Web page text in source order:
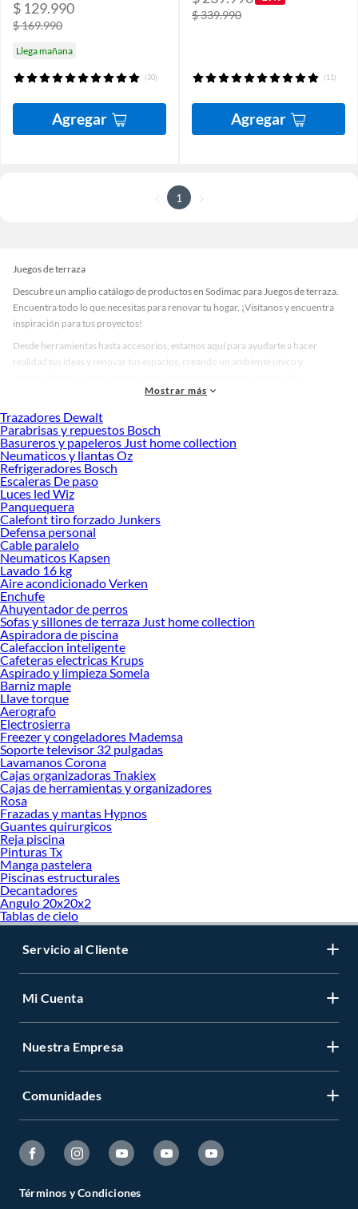
$ 129.990
$ 169.990
Llega mañana
(30)
Agregar
$ 339.990
(11)
Agregar
1
Juegos de terraza
Descubre un amplio catálogo de productos en Sodimac para Juegos de terraza.
Encuentra todo lo que necesitas para renovar tu hogar. ¡Visítanos y encuentra
inspiración para tus proyectos!
Desde herramientas hasta accesorios, estamos aquí para ayudarte a hacer
realidad tus ideas y renovar tus espacios, creando un ambiente único y
accesorios de calidad que te ayudarán a crear un espacio más tú.
Desde remodelaciones hasta proyectos de decoración, estamos aquí para hacer
tus ideas realidad. ¡Visítanos y encuentra todo lo que tenemos para ofrecerte en
Juegos de terraza!
Explora la variedad de productos de Juegos de terraza en Sodimac
Herramientas, materiales y accesorios de calidad para tus proyectos y
renovación de espacios. ¡Visítanos y descubre todo lo que tenemos para
ofrecerte!
Encuentra una amplia variedad de productos de Juegos de terraza en Sodimac.
Encuentra todo lo necesario para tus proyectos de renovación y decoración.
¡Visítanos y haz tus ideas realidad!
Mostrar más
Trazadores Dewalt
Parabrisas y repuestos Bosch
Basureros y papeleros Just home collection
Neumaticos y llantas Oz
Refrigeradores Bosch
Escaleras De paso
Luces led Wiz
Panquequera
Calefont tiro forzado Junkers
Defensa personal
Cable paralelo
Neumaticos Kapsen
Lavado 16 kg
Aire acondicionado Verken
Enchufe
Ahuyentador de perros
Sofas y sillones de terraza Just home collection
Aspiradora de piscina
Calefaccion inteligente
Cafeteras electricas Krups
Aspirado y limpieza Somela
Barniz maple
Llave torque
Aerografo
Electrosierra
Freezer y congeladores Mademsa
Soporte televisor 32 pulgadas
Lavamanos Corona
Cajas organizadoras Tnakiex
Cajas de herramientas y organizadores
Rosa
Frazadas y mantas Hypnos
Guantes quirurgicos
Reja piscina
Pinturas Tx
Manga pastelera
Piscinas estructurales
Decantadores
Angulo 20x20x2
Tablas de cielo
Servicio al Cliente
Mi Cuenta
Nuestra Empresa
Comunidades
Términos y Condiciones